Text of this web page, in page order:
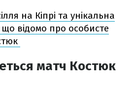
на Кіпрі та унікальна
що відомо про особисте
матч Костюк